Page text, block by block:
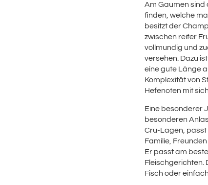
Am Gaumen sind
finden, welche
besitzt der
zwischen reifer
vollmundig und
versehen. Dazu
eine gute Länge
Komplexität von
Hefenoten mit
Eine besonderer
besonderen
Cru-Lagen, passt
Familie,
Er passt am
Fleischgerichten.
Fisch oder